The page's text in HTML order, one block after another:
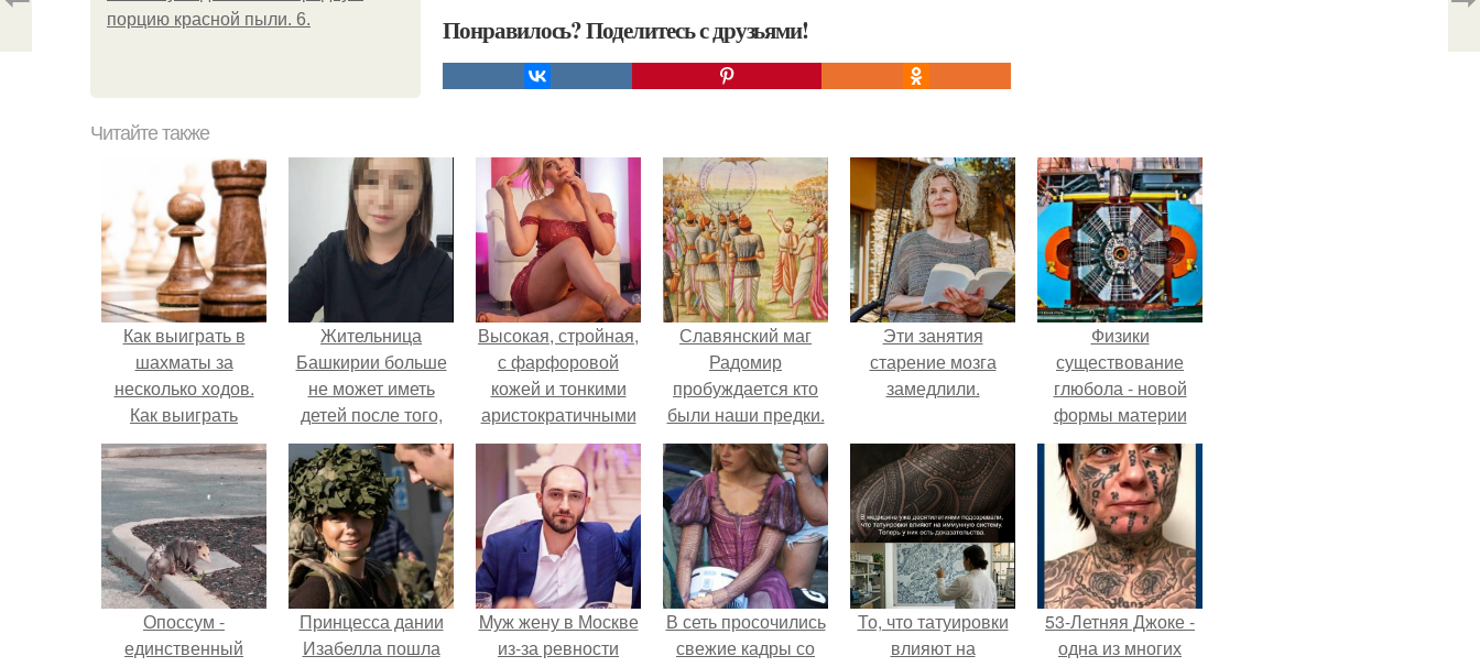
порцию красной пыли. 6.
Понравилось? Поделитесь с друзьями!
Читайте также
Как выиграть в
шахматы за
несколько ходов.
Как выиграть
шахматную партию
за несколько ходов,
если вы не умеете
играть.
Жительница
Башкирии больше
не может иметь
детей после того,
как медики сделали
ей аборт на шестом
месяце
беременности и
оставили в матке
плаценту.
Высокая, стройная,
с фарфоровой
кожей и тонкими
аристократичными
чертами, эль
выглядит так, будто
сошла с полотна
художника.
Славянский маг
Радомир
пробуждается кто
были наши предки.
Кем были наши
предки?
Эти занятия
старение мозга
замедлили.
Физики
существование
глюбола - новой
формы материи
подтвердили.
Опоссум -
единственный
Принцесса дании
Изабелла пошла
Mуж жену в Москве
из-за ревности
В сеть просочились
свежие кадры со
То, что татуировки
влияют на
53-Летняя Джоке -
одна из многих